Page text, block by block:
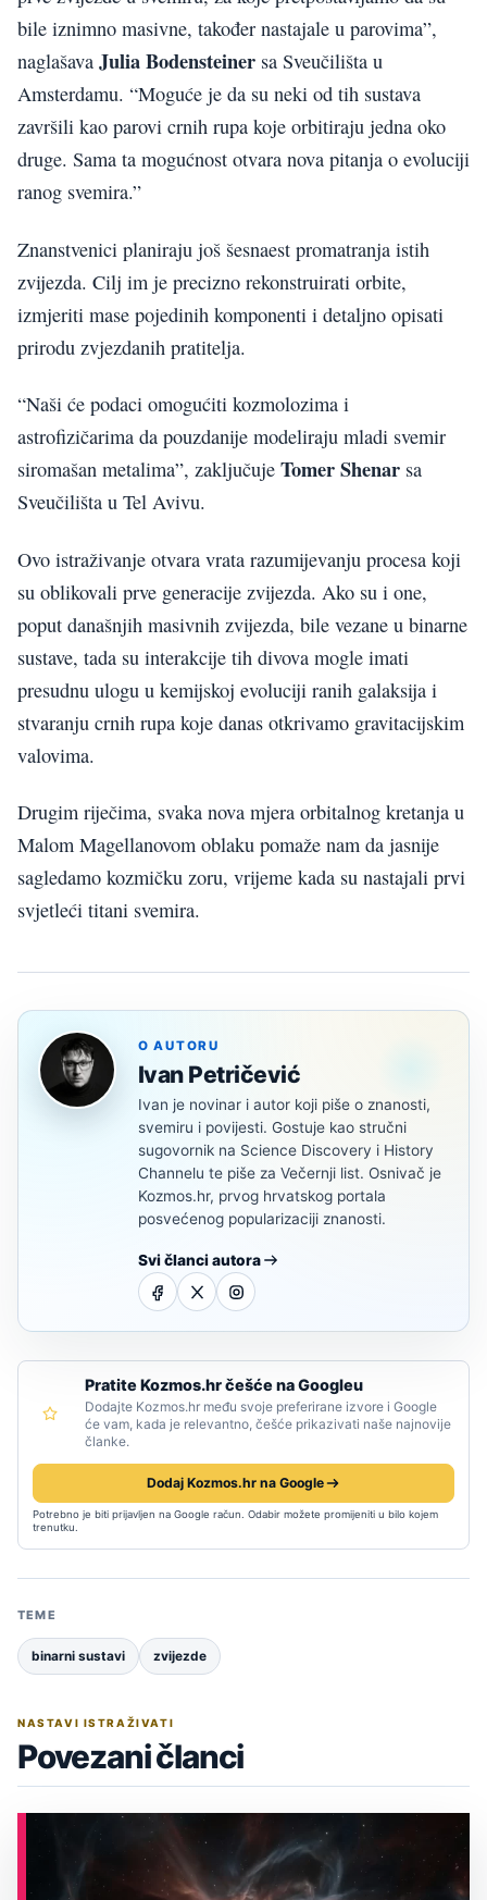
bile iznimno masivne, također nastajale u parovima”,
naglašava Julia Bodensteiner sa Sveučilišta u
Amsterdamu. “Moguće je da su neki od tih sustava
završili kao parovi crnih rupa koje orbitiraju jedna oko
druge. Sama ta mogućnost otvara nova pitanja o evoluciji
ranog svemira.”
Znanstvenici planiraju još šesnaest promatranja istih
zvijezda. Cilj im je precizno rekonstruirati orbite,
izmjeriti mase pojedinih komponenti i detaljno opisati
prirodu zvjezdanih pratitelja.
“Naši će podaci omogućiti kozmolozima i
astrofizičarima da pouzdanije modeliraju mladi svemir
siromašan metalima”, zaključuje Tomer Shenar sa
Sveučilišta u Tel Avivu.
Ovo istraživanje otvara vrata razumijevanju procesa koji
su oblikovali prve generacije zvijezda. Ako su i one,
poput današnjih masivnih zvijezda, bile vezane u binarne
sustave, tada su interakcije tih divova mogle imati
presudnu ulogu u kemijskoj evoluciji ranih galaksija i
stvaranju crnih rupa koje danas otkrivamo gravitacijskim
valovima.
Drugim riječima, svaka nova mjera orbitalnog kretanja u
Malom Magellanovom oblaku pomaže nam da jasnije
sagledamo kozmičku zoru, vrijeme kada su nastajali prvi
svjetleći titani svemira.
O AUTORU
Ivan Petričević
Ivan je novinar i autor koji piše o znanosti,
svemiru i povijesti. Gostuje kao stručni
sugovornik na Science Discovery i History
Channelu te piše za Večernji list. Osnivač je
Kozmos.hr, prvog hrvatskog portala
posvećenog popularizaciji znanosti.
Svi članci autora
Pratite Kozmos.hr češće na Googleu
Dodajte Kozmos.hr među svoje preferirane izvore i Google
će vam, kada je relevantno, češće prikazivati naše najnovije
članke.
Dodaj Kozmos.hr na Google
Potrebno je biti prijavljen na Google račun. Odabir možete promijeniti u bilo kojem
trenutku.
TEME
binarni sustavi zvijezde
NASTAVI ISTRAŽIVATI
Povezani članci